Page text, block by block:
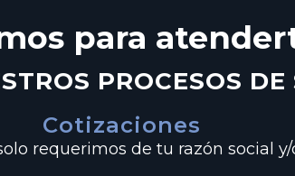
para
PROCESOS DE
Cotizaciones
requerimos de tu razón social